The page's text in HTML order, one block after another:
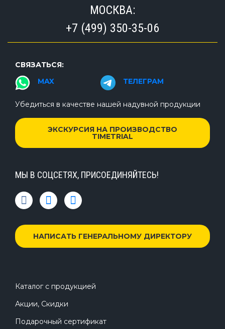
МОСКВА:
+7 (499) 350-35-06
СВЯЗАТЬСЯ:
MAX
ТЕЛЕГРАМ
Убедиться в качестве нашей надувной продукции
ЭКСКУРСИЯ НА ПРОИЗВОДСТВО
TIMETRIAL
МЫ В СОЦСЕТЯХ, ПРИСОЕДИНЯЙТЕСЬ!
НАПИСАТЬ ГЕНЕРАЛЬНОМУ ДИРЕКТОРУ
Каталог с продукцией
Акции, Скидки
Подарочный сертификат